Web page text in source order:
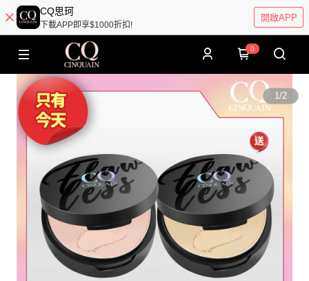
CQ思珂
下載APP即享$1000折扣!
開啟APP
0
1/2